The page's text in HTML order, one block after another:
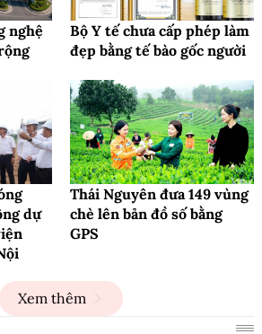
nghệ
Bộ Y tế chưa cấp phép làm
đẹp bằng tế bào gốc người
dự
Thái Nguyên đưa 149 vùng
chè lên bản đồ số bằng
GPS
Xem thêm